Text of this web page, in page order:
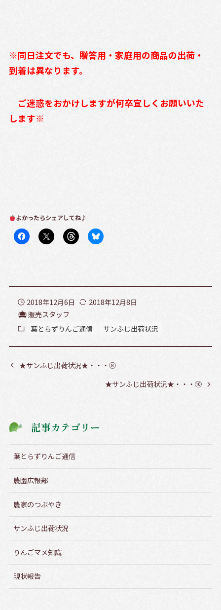
※同日注文でも、贈答用・家庭用の商品の出荷・
到着は異なります。
ご迷惑をおかけしますが何卒宜しくお願いいた
します※
よかったらシェアしてね♪
2018年12月6日
2018年12月8日
販売スタッフ
葉とらずりんご通信
サンふじ出荷状況
★サンふじ出荷状況★・・・⑧
★サンふじ出荷状況★・・・⑩
記事カテゴリー
葉とらずりんご通信
農園広報部
農家のつぶやき
サンふじ出荷状況
りんごマメ知識
現状報告